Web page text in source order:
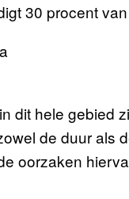
30 procent
dit hele gebied
de duur als
oorzaken